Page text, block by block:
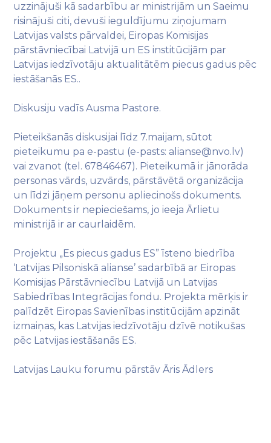
uzzinājuši kā sadarbību ar ministrijām un Saeimu
risinājuši citi, devuši ieguldījumu ziņojumam
Latvijas valsts pārvaldei, Eiropas Komisijas
pārstāvniecībai Latvijā un ES institūcijām par
Latvijas iedzīvotāju aktualitātēm piecus gadus pēc
iestāšanās ES..
Diskusiju vadīs Ausma Pastore.
Pieteikšanās diskusijai līdz 7.maijam, sūtot
pieteikumu pa e-pastu (e-pasts: alianse@nvo.lv)
vai zvanot (tel. 67846467). Pieteikumā ir jānorāda
personas vārds, uzvārds, pārstāvētā organizācija
un līdzi jāņem personu apliecinošs dokuments.
Dokuments ir nepieciešams, jo ieeja Ārlietu
ministrijā ir ar caurlaidēm.
Projektu „Es piecus gadus ES” īsteno biedrība
‘Latvijas Pilsoniskā alianse’ sadarbībā ar Eiropas
Komisijas Pārstāvniecību Latvijā un Latvijas
Sabiedrības Integrācijas fondu. Projekta mērķis ir
palīdzēt Eiropas Savienības institūcijām apzināt
izmaiņas, kas Latvijas iedzīvotāju dzīvē notikušas
pēc Latvijas iestāšanās ES.
Latvijas Lauku forumu pārstāv Āris Ādlers